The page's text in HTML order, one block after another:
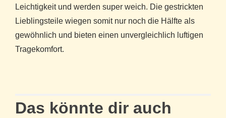
Leichtigkeit und werden super weich. Die gestrickten
Lieblingsteile wiegen somit nur noch die Hälfte als
gewöhnlich und bieten einen unvergleichlich luftigen
Tragekomfort.
Das könnte dir auch